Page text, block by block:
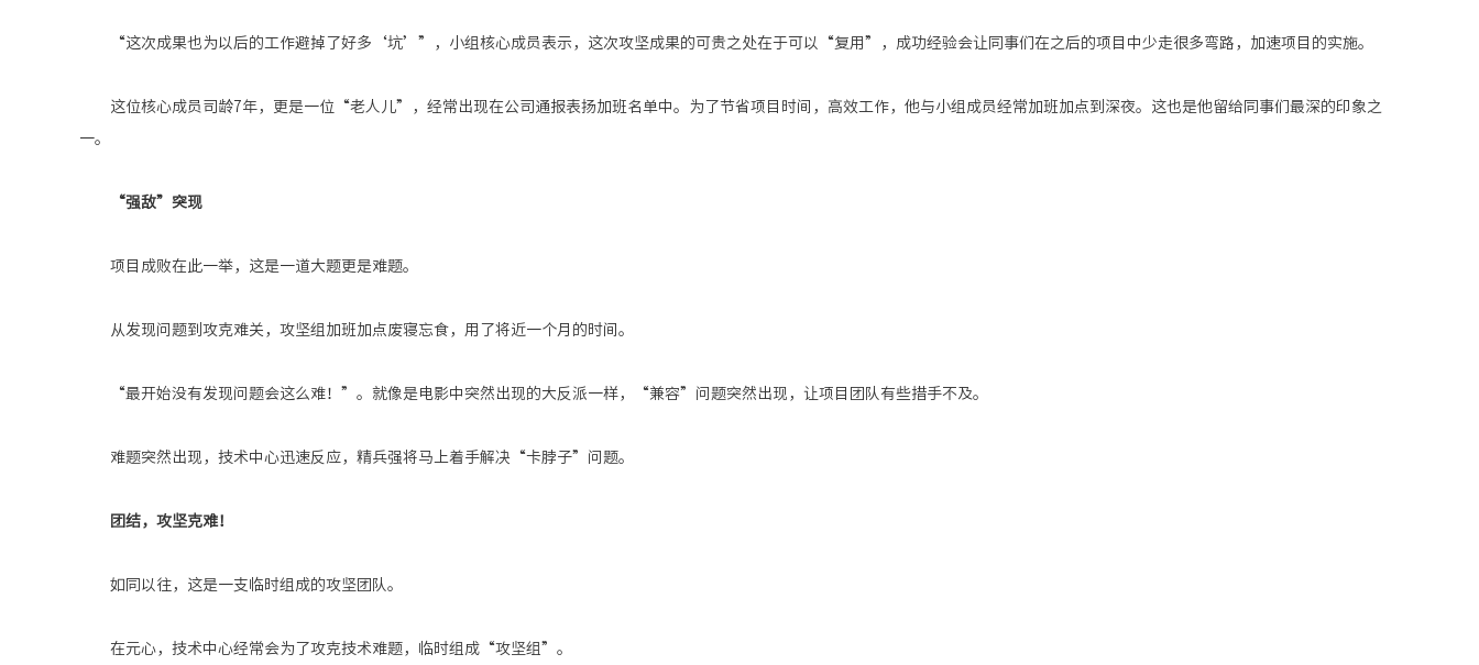
“这次成果也为以后的工作避掉了好多‘坑’” ，小组核心成员 表示，这次攻坚成果的可贵之处在于可以 “复用”，成功经验会让同事们在之后的项目中少走很多弯路， 加速项目 的实施。
这位核心成员司龄 7年， 更是一位 “老人儿”，经常出现在公司通报表扬加班名单中。为了节省项目时间，高效工作，他与小组成员经常加班加点到深夜。这也是他留给同事们最深的印象之
一。
“强敌”突现
项目成败在此一举，这是一道大题更是难题。
从发现问题到攻克难关，攻坚组加班加点废寝忘食 ，用了将近一个月的时间。
“最开始没有发现问题会这么难！”。就像是电影中突然出现的大反派一样，“兼容”问题突然出现，让项目团队有些措手不及。
难题突然出现，技术中心迅速反应，精兵强将马上着手解决 “卡脖子”问题。
团结，攻坚克难！
如同以往， 这是一支临时组成的攻坚团队。
在元心，技术中心经常会为了攻克技术难题，临时组成 “攻坚组”。